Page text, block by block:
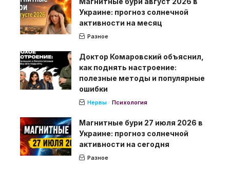
Украине: прогноз солнечной
активности на месяц
Разное
Доктор Комаровский объяснил,
как поднять настроение:
полезные методы и популярные
ошибки
Нервы Психология
Магнитные бури 27 июля 2026 в
Украине: прогноз солнечной
активности на сегодня
Разное